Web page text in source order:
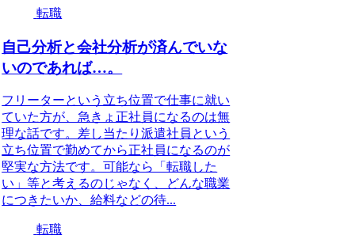
転職
自己分析と会社分析が済んでいな
いのであれば…。
フリーターという立ち位置で仕事に就い
ていた方が、急きょ正社員になるのは無
理な話です。差し当たり派遣社員という
立ち位置で勤めてから正社員になるのが
堅実な方法です。可能なら「転職した
い」等と考えるのじゃなく、どんな職業
につきたいか、給料などの待...
転職